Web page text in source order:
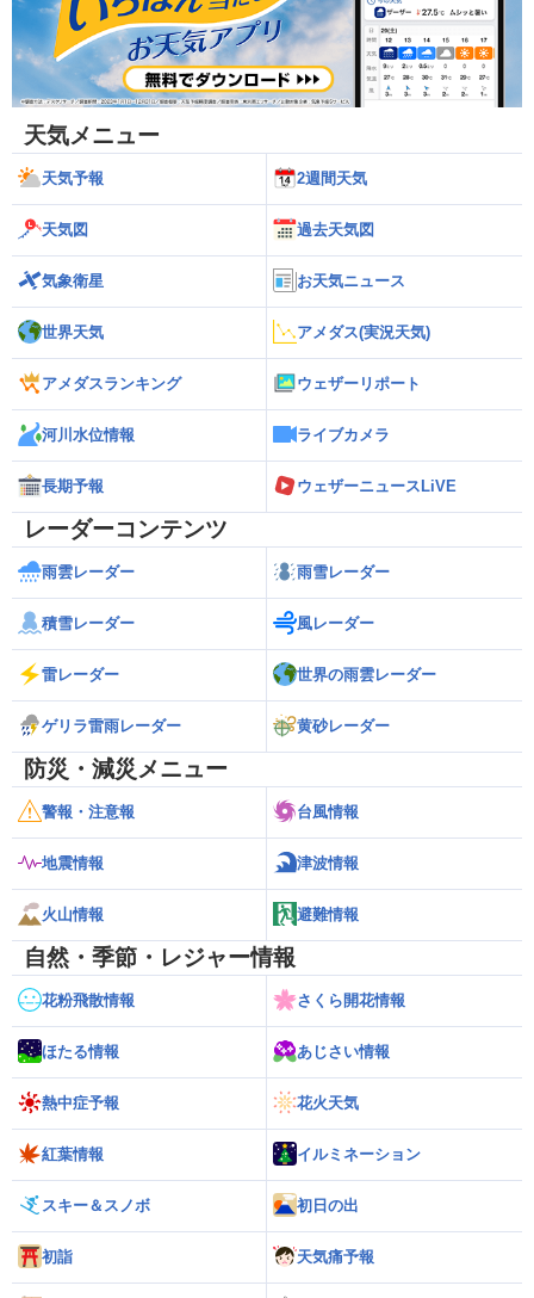
天気メニュー
天気予報 2週間天気
天気図 過去天気図
気象衛星 お天気ニュース
世界天気 アメダス(実況天気)
アメダスランキング ウェザーリポート
河川水位情報 ライブカメラ
長期予報 ウェザーニュースLiVE
レーダーコンテンツ
雨雲レーダー 雨雪レーダー
積雪レーダー 風レーダー
雷レーダー 世界の雨雲レーダー
ゲリラ雷雨レーダー 黄砂レーダー
防災・減災メニュー
警報・注意報 台風情報
地震情報 津波情報
火山情報 避難情報
自然・季節・レジャー情報
花粉飛散情報 さくら開花情報
ほたる情報 あじさい情報
熱中症予報 花火天気
紅葉情報 イルミネーション
スキー＆スノボ 初日の出
初詣 天気痛予報